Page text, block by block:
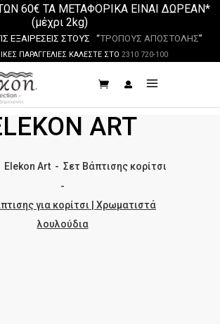
60€ ΤΑ ΜΕΤΑΦΟΡΙΚΑ ΕΙΝΑΙ ΔΩΡΕΑΝ*
(μέχρι 2kg)
ΕΞΑΙΡΕΣΕΙΣ ΣΤΟΥΣ “ΤΡΟΠΟΥΣ ΑΠΟΣΤΟΛΗΣ”
ΠΑΡΑΓΓΕΛΙΕΣ ΚΑΛΕΣΤΕ ΣΤΟ 2310 720-100
ART
Elekon Art- Σετ Βάπτισης κορίτσι
-
για κορίτσι | Χρωματιστά
λουλούδια